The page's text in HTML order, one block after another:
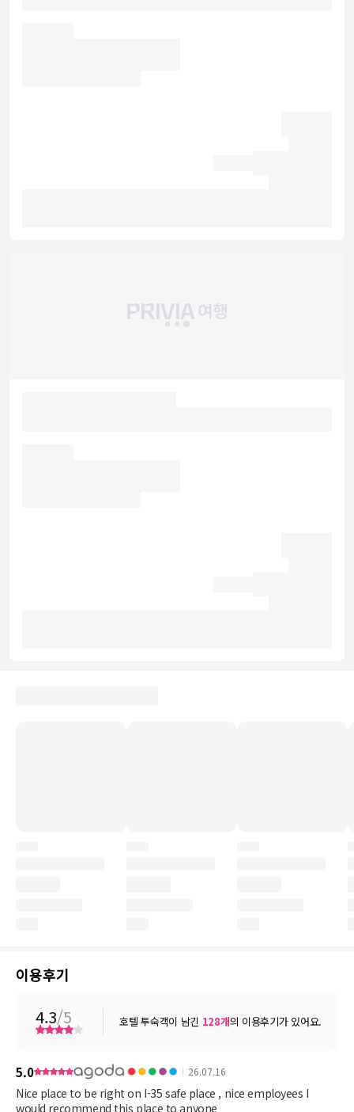
이용후기
4.3/5 호텔 투숙객이 남긴 128개의 이용후기가 있어요.
5.0 26.07.16
Nice place to be right on I-35 safe place , nice employees I
would recommend this place to anyone